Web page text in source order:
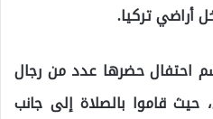
أراضي تركيا.
احتفال حضرها عدد من رجال
حيث قاموا بالصلاة إلى جانب